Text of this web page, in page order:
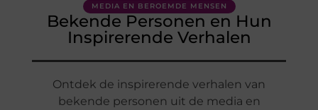
MEDIA EN BEROEMDE MENSEN
Bekende Personen en Hun
Inspirerende Verhalen
Ontdek de inspirerende verhalen van
bekende personen uit de media en